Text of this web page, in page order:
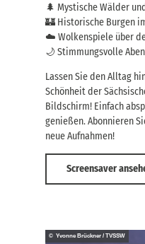
© Yvonne Brückner / TVSSW
🌲 Mystische Wälder
🏰 Historische Burgen
☁️ Wolkenspiele über
🌙 Stimmungsvolle
Lassen Sie den Alltag
Schönheit der
Bildschirm! Einfach
genießen. Abonnieren
neue Aufnahmen!
Screensaver